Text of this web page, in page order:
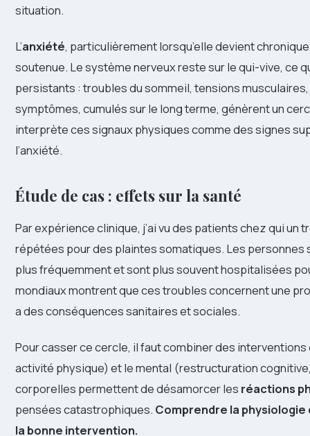
situation.
L’anxiété, particulièrement lorsqu’elle devient
soutenue. Le système nerveux reste sur le qui-vive, ce
persistants : troubles du sommeil, tensions
symptômes, cumulés sur le long terme, génèrent un
interprète ces signaux physiques comme des signes
l’anxiété.
Étude de cas : effets sur la santé
Par expérience clinique, j’ai vu des patients chez qui
répétées pour des plaintes somatiques. Les
plus fréquemment et sont plus souvent hospitalisées
mondiaux montrent que ces troubles concernent une
a des conséquences sanitaires et sociales.
Pour casser ce cercle, il faut combiner des
activité physique) et le mental (restructuration
corporelles permettent de désamorcer les réactions
pensées catastrophiques. Comprendre la
la bonne intervention.